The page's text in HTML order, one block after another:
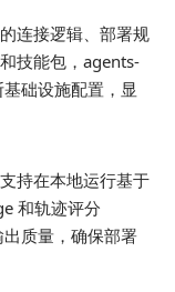
连接逻辑、部署规
技能包，agents-
础设施配置，显
持在本地运行基于
和轨迹评分
出质量，确保部署